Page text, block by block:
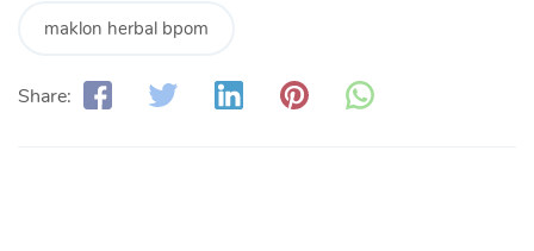
maklon herbal bpom
Share: